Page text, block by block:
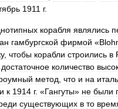
1911 г.
корабля являлись
гамбургской фирмой «
, чтобы корабли строились в
достаточное количество
метод что и на
и к 1914 г. «Гангуты» не были
существующих в то